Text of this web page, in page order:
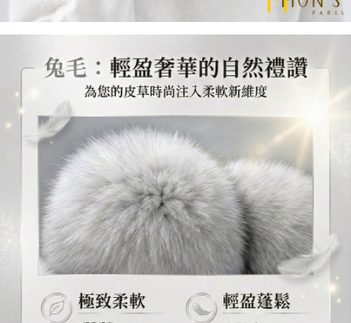
４．使用「AFTEE先享後付」時，將依據個別帳號之用戶狀況，依本公司即
時審查核予不同之上限額度；若仍有額度不足之情形，本公司將視審查結果
請求用戶進行身份認證。
恩沛科技股份有限公司將有權停止該用戶之使用額度並採取法律行動。